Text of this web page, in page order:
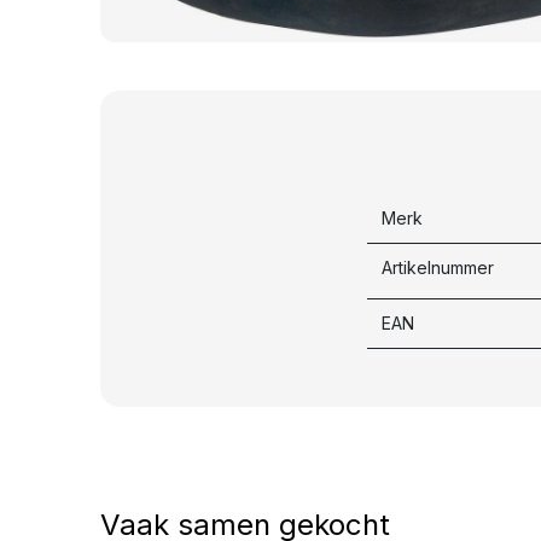
Merk
Artikelnummer
EAN
Vaak samen gekocht